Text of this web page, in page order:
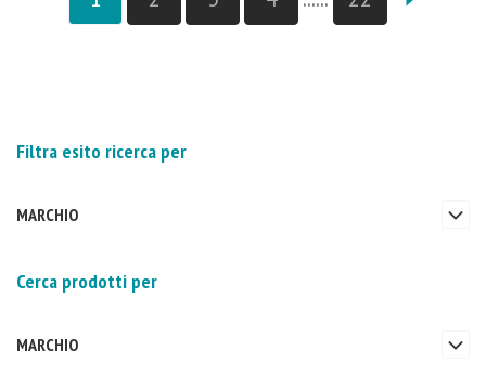
Filtra esito ricerca per
MARCHIO
Cerca prodotti per
MARCHIO